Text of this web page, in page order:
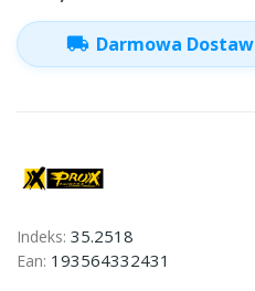
local_shipping Darmowa
Indeks: 35.2518
Ean: 193564332431